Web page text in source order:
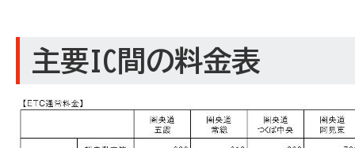
主要IC間の料金表